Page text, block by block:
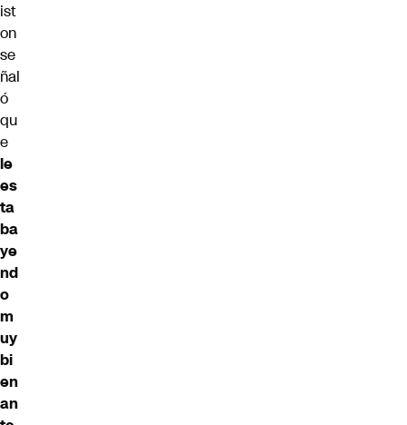
ist
on
se
ñal
ó
qu
e
le
es
ta
ba
ye
nd
o
m
uy
bi
en
an